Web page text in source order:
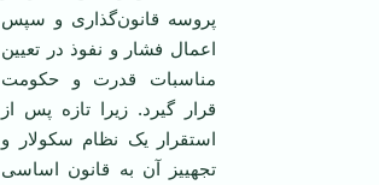
پروسه قانون‌گذاری و سپس
اعمال فشار و نفوذ در تعیین
مناسبات قدرت و حکومت
قرار گیرد. زیرا تازه پس از
استقرار یک نظام سکولار و
تجهییز آن به قانون اساسی